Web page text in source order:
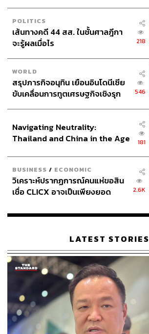
POLITICS
เส้นทางคดี 44 สส. ในชั้นศาลฎีกา
จะรู้ผลเมื่อไร
218
WORLD
สรุปภารกิจอนุทิน เยือนอินโดนีเซีย
ขับเคลื่อนการทูตเศรษฐกิจเชิงรุก
546
Navigating Neutrality:
Thailand and China in the Age
181
BUSINESS / ECONOMIC
วิเคราะห์ปรากฏการณ์คนแห่ขอสิน
เชื่อ CLICX อาจเป็นเพียงยอด
เรือนไทยที่ถูกซุกไว้
2.6K
LATEST STORIES